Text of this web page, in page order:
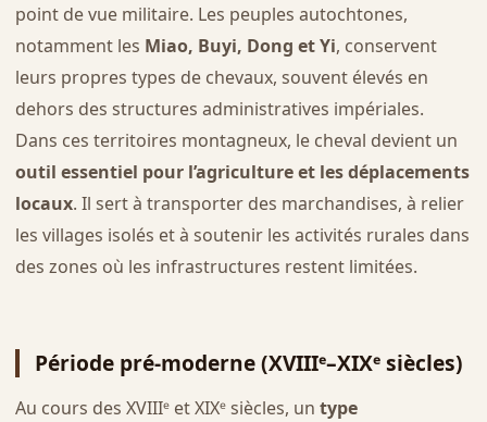
point de vue militaire. Les peuples autochtones,
notamment les Miao, Buyi, Dong et Yi, conservent
leurs propres types de chevaux, souvent élevés en
dehors des structures administratives impériales.
Dans ces territoires montagneux, le cheval devient un
outil essentiel pour l’agriculture et les déplacements
locaux. Il sert à transporter des marchandises, à relier
les villages isolés et à soutenir les activités rurales dans
des zones où les infrastructures restent limitées.
Période pré-moderne (XVIIIᵉ–XIXᵉ siècles)
Au cours des XVIIIᵉ et XIXᵉ siècles, un type